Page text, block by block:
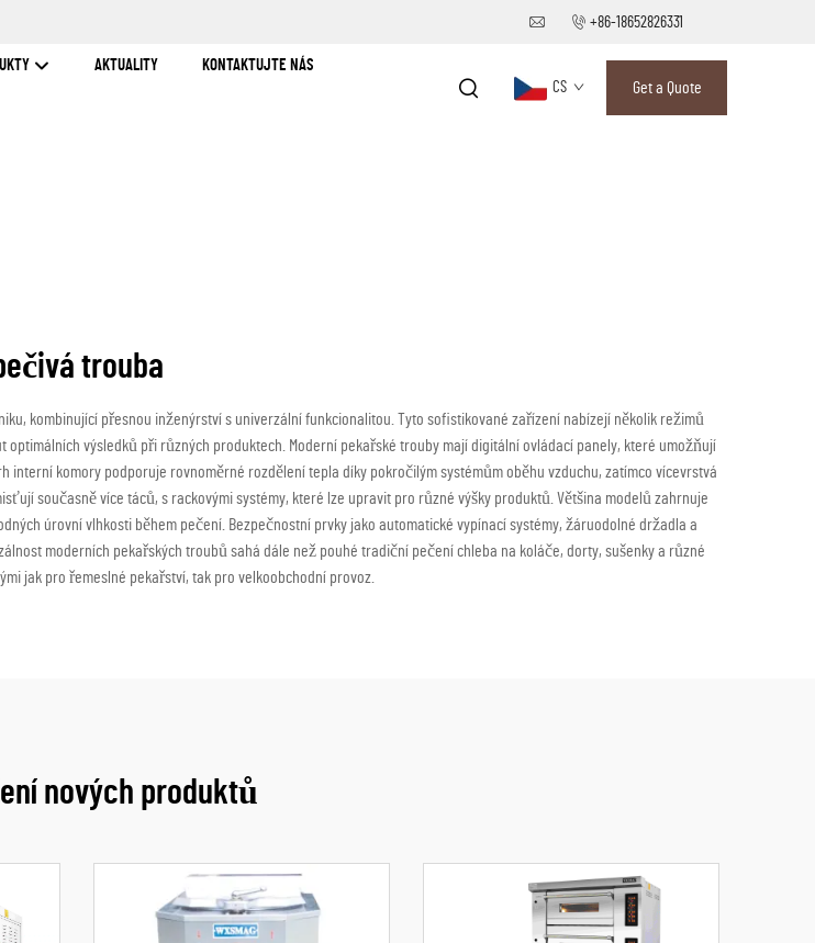
+86-18652826331
AKTUALITY KONTAKTUJTE NÁS
CS Get a Quote
trouba
kombinující přesnou inženýrství s univerzální funkcionalitou. Tyto sofistikované zařízení nabízejí několik režimů
výsledků při různých produktech. Moderní pekařské trouby mají digitální ovládací panely, které umožňují
komory podporuje rovnoměrné rozdělení tepla díky pokročilým systémům oběhu vzduchu, zatímco vícevrstvá
současně více táců, s rackovými systémy, které lze upravit pro různé výšky produktů. Většina modelů zahrnuje
úrovní vlhkosti během pečení. Bezpečnostní prvky jako automatické vypínací systémy, žáruodolné držadla a
moderních pekařských troubů sahá dále než pouhé tradiční pečení chleba na koláče, dorty, sušenky a různé
jak pro řemeslné pekařství, tak pro velkoobchodní provoz.
nových produktů